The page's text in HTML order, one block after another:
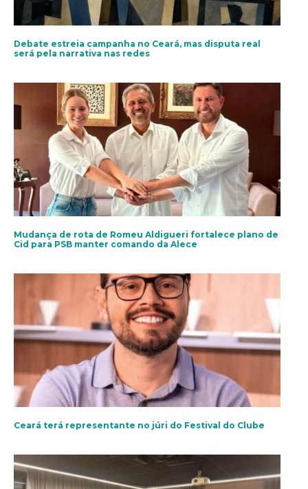
Debate estreia campanha no Ceará, mas disputa real
será pela narrativa nas redes
Mudança de rota de Romeu Aldigueri fortalece plano de
Cid para PSB manter comando da Alece
Ceará terá representante no júri do Festival do Clube